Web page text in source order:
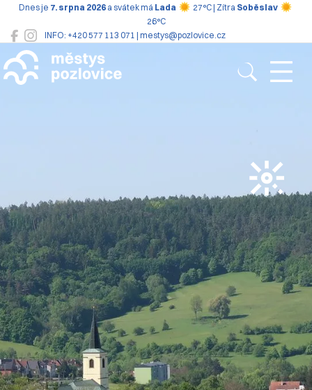
INFO: +420 577 113 071 | mestys@pozlovice.cz
Dnes je 7. srpna 2026 a svátek má Lada 27°C | Zítra Soběslav
26°C
Pozlovice